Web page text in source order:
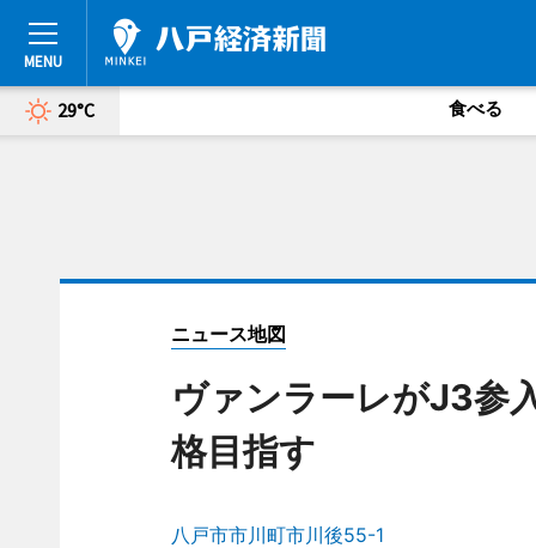
29°C 食べる
ニュース地図
ヴァンラーレがJ3参
格目指す
八戸市市川町市川後55-1